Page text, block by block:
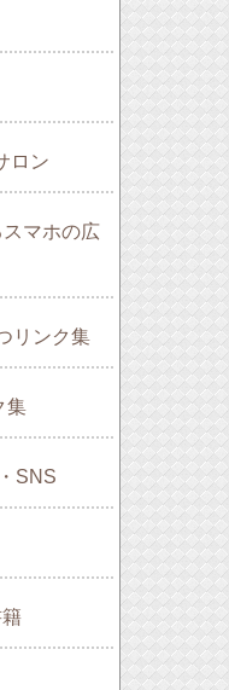
ロン
マホの広
リンク集
集
SNS